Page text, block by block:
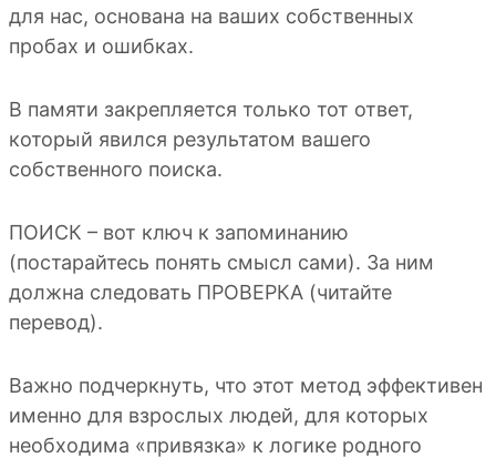
для нас, основана на ваших собственных
пробах и ошибках.
В памяти закрепляется только тот ответ,
который явился результатом вашего
собственного поиска.
ПОИСК – вот ключ к запоминанию
(постарайтесь понять смысл сами). За ним
должна следовать ПРОВЕРКА (читайте
перевод).
Важно подчеркнуть, что этот метод эффективен
именно для взрослых людей, для которых
необходима «привязка» к логике родного